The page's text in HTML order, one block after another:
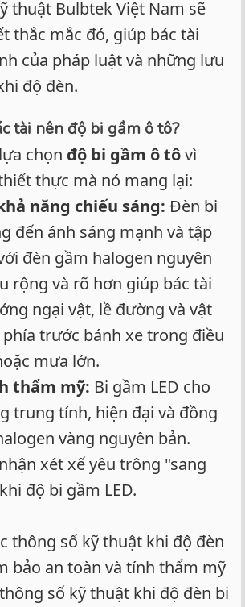
thuật Bulbtek Việt Nam sẽ
thắc mắc đó, giúp bác tài
của pháp luật và những lưu
độ đèn.
tài nên độ bi gầm ô tô?
chọn độ bi gầm ô tôvì
thực mà nó mang lại:
năng chiếu sáng: Đèn bi
đến ánh sáng mạnh và tập
đèn gầm halogen nguyên
rộng và rõ hơn giúp bác tài
ngại vật, lề đường và vật
trước bánh xe trong điều
mưa lớn.
thẩm mỹ: Bi gầm LED cho
trung tính, hiện đại và đồng
vàng nguyên bản.
xét xế yêu trông "sang
độ bi gầm LED.
số kỹ thuật khi độ đèn bi